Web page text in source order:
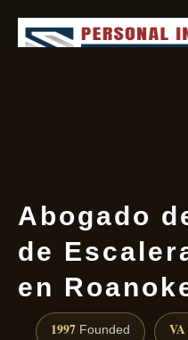
Abogado
de
en
1997 Founded VA